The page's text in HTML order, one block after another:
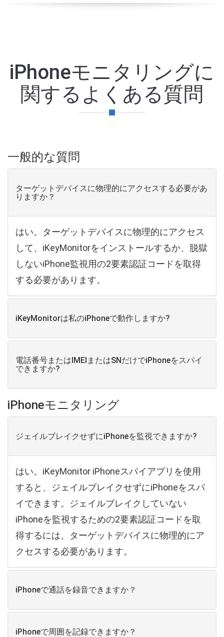
iPhoneモニタリングに
関するよくある質問
一般的な質問
ターゲットデバイスに物理的にアクセスする必要があ
りますか？
はい。ターゲットデバイスに物理的にアクセス
して、iKeyMonitorをインストールするか、脱獄
しないiPhone監視用の2要素認証コードを取得
する必要があります。
iKeyMonitorは私のiPhoneで動作しますか?
電話番号またはIMEIまたはSNだけでiPhoneをスパイ
できますか?
iPhoneモニタリング
ジェイルブレイクせずにiPhoneを監視できますか?
はい。iKeyMonitor iPhoneスパイアプリを使用
すると、ジェイルブレイクせずにiPhoneをスパ
イできます。ジェイルブレイクしていない
iPhoneを監視するための2要素認証コードを取
得するには、ターゲットデバイスに物理的にア
クセスする必要があります。
iPhoneで通話を録音できますか？
iPhoneで周囲を記録できますか？